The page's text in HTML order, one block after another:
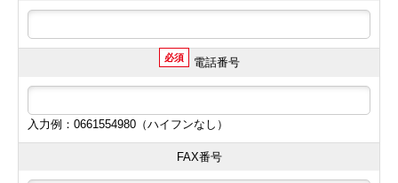
必須 電話番号
入力例：0661554980（ハイフンなし）
FAX番号